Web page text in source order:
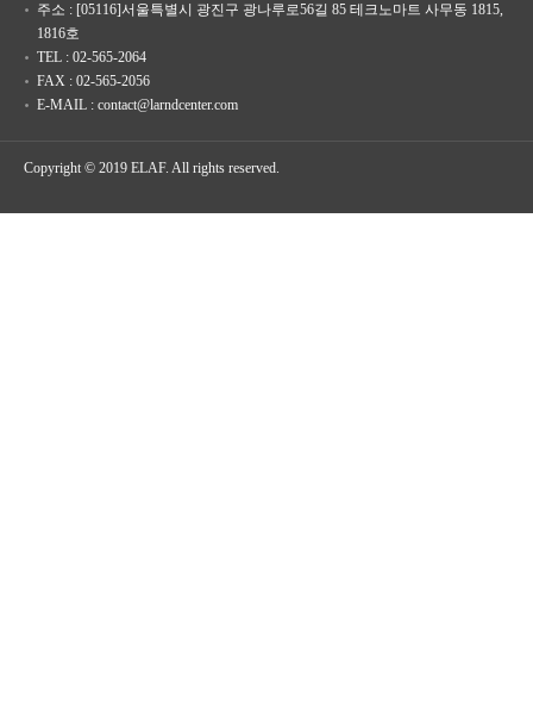
주소 : [05116]서울특별시 광진구 광나루로56길 85 테크노마트 사무동 1815,
1816호
TEL : 02-565-2064
FAX : 02-565-2056
E-MAIL : contact@larndcenter.com
Copyright © 2019 ELAF. All rights reserved.